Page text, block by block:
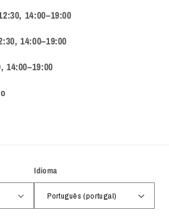
14:00–19:00
14:00–19:00
14:00–19:00
Idioma
Português (portugal)